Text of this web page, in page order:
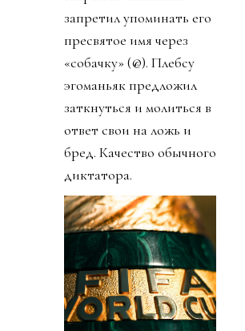
запретил упоминать его
пресвятое имя через
«собачку» (@). Плебсу
эгоманьяк предложил
заткнуться и молиться в
ответ свои на ложь и
бред. Качество обычного
диктатора.